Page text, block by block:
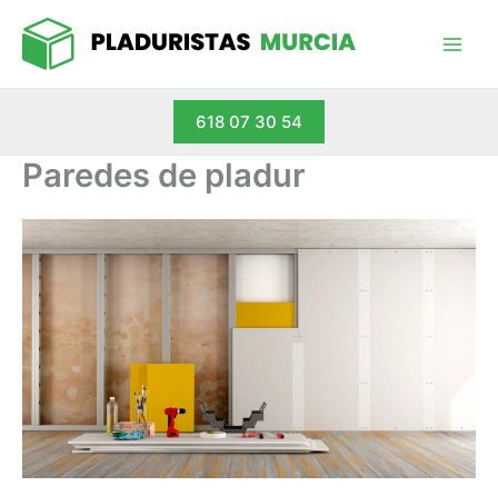
contenido
618 07 30 54
Paredes de pladur